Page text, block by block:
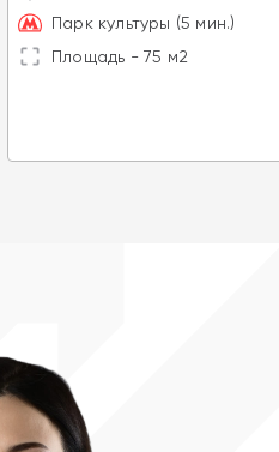
Парк культуры (5 мин.)
Площадь - 75 м2